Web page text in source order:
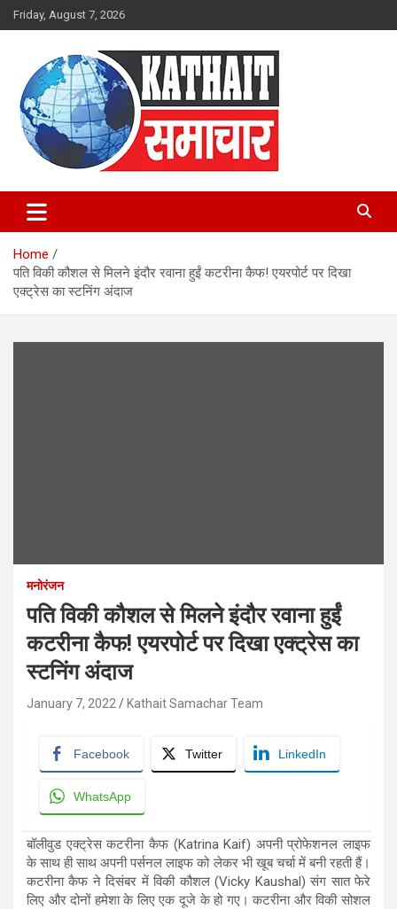
Skip
to
Friday, August 7, 2026
Kathait Samachar – Latest
Uttarakhand News in Hindi,
Uttarakhand News Headlines
Home
पति विकी कौशल से मिलने इंदौर रवाना हुईं कटरीना कैफ! एयरपोर्ट पर दिखा
एक्ट्रेस का स्टनिंग अंदाज
मनोरंजन
पति विकी कौशल से मिलने इंदौर रवाना हुईं
कटरीना कैफ! एयरपोर्ट पर दिखा एक्ट्रेस का
स्टनिंग अंदाज
January 7, 2022 Kathait Samachar Team
Facebook Twitter LinkedIn
WhatsApp
बॉलीवुड एक्ट्रेस कटरीना कैफ (Katrina Kaif) अपनी प्रोफेशनल लाइफ
के साथ ही साथ अपनी पर्सनल लाइफ को लेकर भी खूब चर्चा में बनी रहती हैं।
कटरीना कैफ ने दिसंबर में विकी कौशल (Vicky Kaushal) संग सात फेरे
लिए और दोनों हमेशा के लिए एक दूजे के हो गए। कटरीना और विकी सोशल